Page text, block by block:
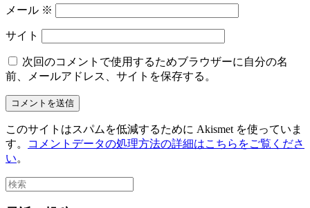
メール ※
サイト
次回のコメントで使用するためブラウザーに自分の名
前、メールアドレス、サイトを保存する。
このサイトはスパムを低減するために Akismet を使っていま
す。
コメントデータの処理方法の詳細はこちらをご覧くださ
い。